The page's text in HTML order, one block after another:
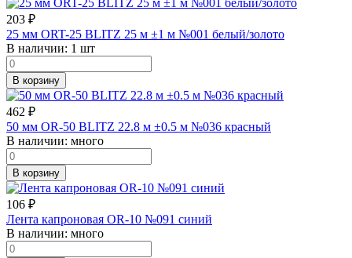
203 ₽
25 мм ORT-25 BLITZ 25 м ±1 м №001 белый/золото
В наличии: 1 шт
В корзину
462 ₽
50 мм OR-50 BLITZ 22.8 м ±0.5 м №036 красный
В наличии: много
В корзину
106 ₽
Лента капроновая OR-10 №091 синий
В наличии: много